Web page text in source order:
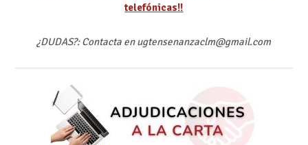
telefónicas!!
¿DUDAS?: Contacta en ugtensenanzaclm@gmail.com